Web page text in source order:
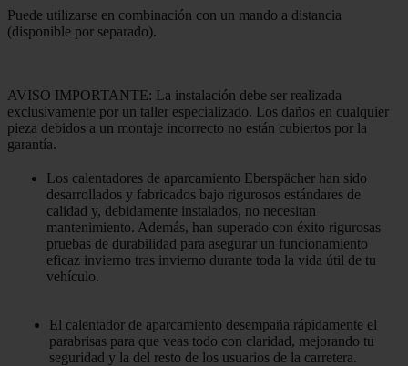
Puede utilizarse en combinación con un mando a distancia
(disponible por separado).
AVISO IMPORTANTE: La instalación debe ser realizada
exclusivamente por un taller especializado. Los daños en cualquier
pieza debidos a un montaje incorrecto no están cubiertos por la
garantía.
Los calentadores de aparcamiento Eberspächer han sido
desarrollados y fabricados bajo rigurosos estándares de
calidad y, debidamente instalados, no necesitan
mantenimiento. Además, han superado con éxito rigurosas
pruebas de durabilidad para asegurar un funcionamiento
eficaz invierno tras invierno durante toda la vida útil de tu
vehículo.
El calentador de aparcamiento desempaña rápidamente el
parabrisas para que veas todo con claridad, mejorando tu
seguridad y la del resto de los usuarios de la carretera.